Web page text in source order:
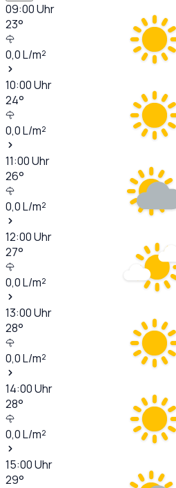
09:00Uhr
23°
0,0L/m²
10:00Uhr
24°
0,0L/m²
11:00Uhr
26°
0,0L/m²
12:00Uhr
27°
0,0L/m²
13:00Uhr
28°
0,0L/m²
14:00Uhr
28°
0,0L/m²
15:00Uhr
29°